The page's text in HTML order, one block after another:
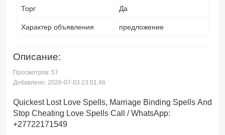
Торг Да
Характер объявления предложение
Описание:
Просмотров: 57
Добавлено: 2026-07-03 23:01:46
Quickest Lost Love Spells, Marriage Binding Spells And
Stop Cheating Love Spells Call / WhatsApp:
+27722171549